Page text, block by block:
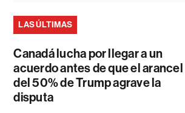
LAS ÚLTIMAS
Canadá lucha por llegar a un
acuerdo antes de que el arancel
del 50% de Trump agrave la
disputa